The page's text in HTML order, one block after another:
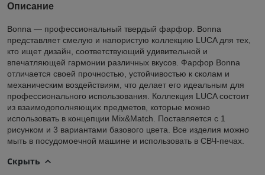
Описание
Bonna — профессиональный твердый фарфор. Bonna
представляет смелую и напористую коллекцию LUCA для тех,
кто ищет дизайн, соответствующий удивительной и
впечатляющей гармонии различных вкусов. Фарфор Bonna
отличается своей прочностью, устойчивостью к сколам и
механическим воздействиям, что делает его идеальным для
профессионального использования. Коллекция LUCA состоит
из взаимодополняющих предметов, которые можно
использовать в концепции Mix&Match. Поставляется с 1
рисунком и 3 вариантами базового цвета. Все изделия можно
мыть в посудомоечной машине и использовать в СВЧ-печах.
Скрыть